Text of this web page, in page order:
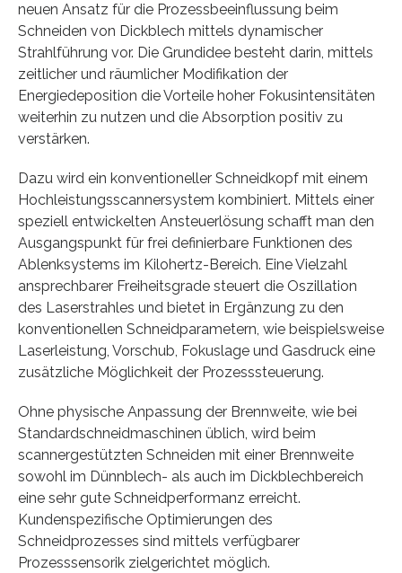
neuen Ansatz für die Prozessbeeinflussung beim
Schneiden von Dickblech mittels dynamischer
Strahlführung vor. Die Grundidee besteht darin, mittels
zeitlicher und räumlicher Modifikation der
Energiedeposition die Vorteile hoher Fokusintensitäten
weiterhin zu nutzen und die Absorption positiv zu
verstärken.
Dazu wird ein konventioneller Schneidkopf mit einem
Hochleistungsscannersystem kombiniert. Mittels einer
speziell entwickelten Ansteuerlösung schafft man den
Ausgangspunkt für frei definierbare Funktionen des
Ablenksystems im Kilohertz-Bereich. Eine Vielzahl
ansprechbarer Freiheitsgrade steuert die Oszillation
des Laserstrahles und bietet in Ergänzung zu den
konventionellen Schneidparametern, wie beispielsweise
Laserleistung, Vorschub, Fokuslage und Gasdruck eine
zusätzliche Möglichkeit der Prozesssteuerung.
Ohne physische Anpassung der Brennweite, wie bei
Standardschneidmaschinen üblich, wird beim
scannergestützten Schneiden mit einer Brennweite
sowohl im Dünnblech- als auch im Dickblechbereich
eine sehr gute Schneidperformanz erreicht.
Kundenspezifische Optimierungen des
Schneidprozesses sind mittels verfügbarer
Prozesssensorik zielgerichtet möglich.